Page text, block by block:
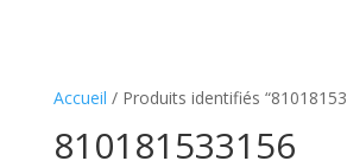
Accueil / Produits identifiés
810181533156